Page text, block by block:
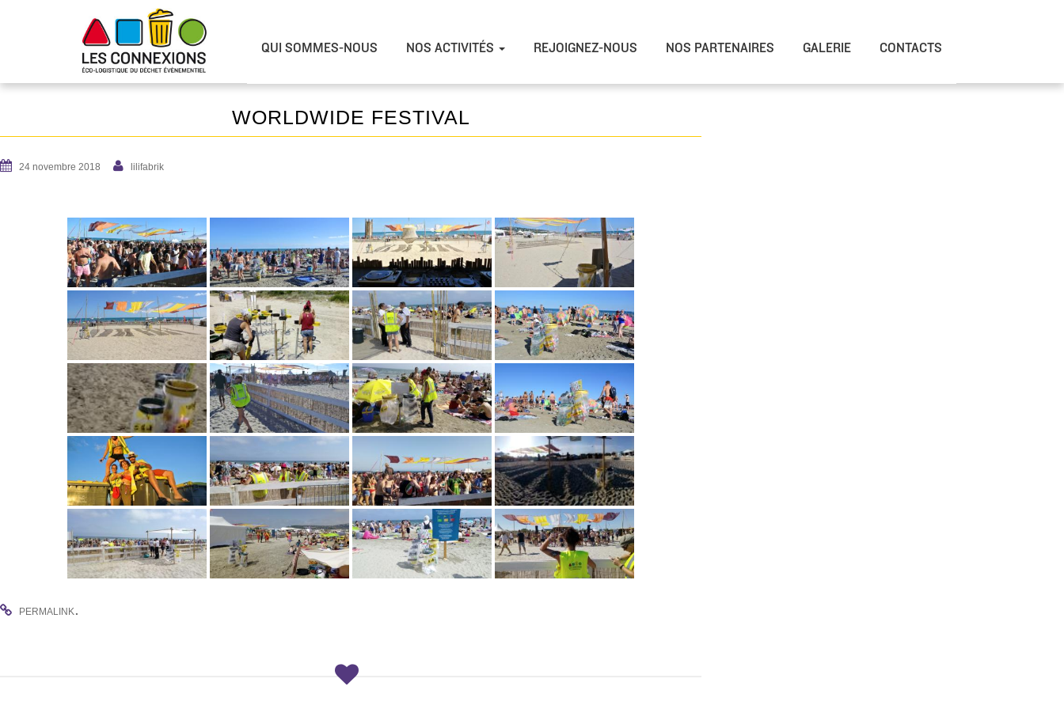
QUI SOMMES-NOUS NOS ACTIVITÉS REJOIGNEZ-NOUS NOS PARTENAIRES GALERIE CONTACTS
WORLDWIDE FESTIVAL
24 novembre 2018 lilifabrik
PERMALINK.